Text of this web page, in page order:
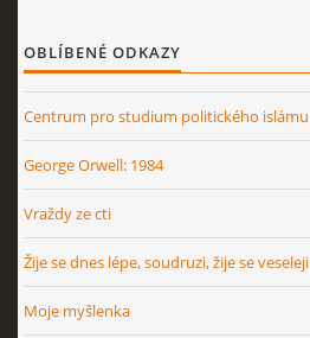
OBLÍBENÉ ODKAZY
Centrum pro studium politického islámu
George Orwell: 1984
Vraždy ze cti
Žije se dnes lépe, soudruzi, žije se veseleji
Moje myšlenka